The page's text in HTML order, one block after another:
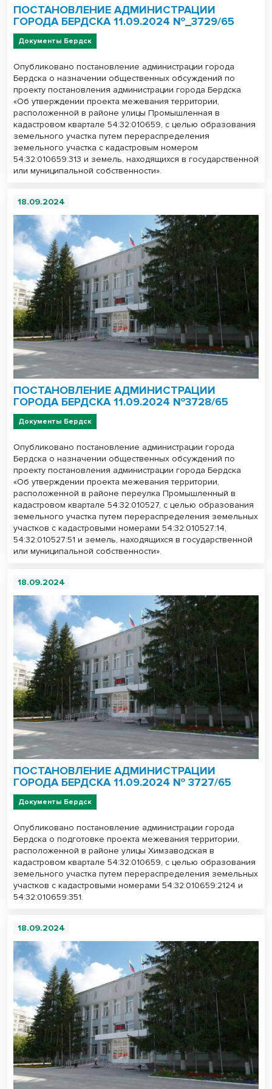
ПОСТАНОВЛЕНИЕ АДМИНИСТРАЦИИ
ГОРОДА БЕРДСКА 11.09.2024 №_3729/65
Документы Бердск
Опубликовано постановление администрации города
Бердска о назначении общественных обсуждений по
проекту постановления администрации города Бердска
«Об утверждении проекта межевания территории,
расположенной в районе улицы Промышленная в
кадастровом квартале 54:32:010659, с целью образования
земельного участка путем перераспределения
земельного участка с кадастровым номером
54:32:010659:313 и земель, находящихся в государственной
или муниципальной собственности».
18.09.2024
ПОСТАНОВЛЕНИЕ АДМИНИСТРАЦИИ
ГОРОДА БЕРДСКА 11.09.2024 №3728/65
Документы Бердск
Опубликовано постановление администрации города
Бердска о назначении общественных обсуждений по
проекту постановления администрации города Бердска
«Об утверждении проекта межевания территории,
расположенной в районе переулка Промышленный в
кадастровом квартале 54:32:010527, с целью образования
земельного участка путем перераспределения земельных
участков с кадастровыми номерами 54:32:010527:14,
54:32:010527:51 и земель, находящихся в государственной
или муниципальной собственности».
18.09.2024
ПОСТАНОВЛЕНИЕ АДМИНИСТРАЦИИ
ГОРОДА БЕРДСКА 11.09.2024 № 3727/65
Документы Бердск
Опубликовано постановление администрации города
Бердска о подготовке проекта межевания территории,
расположенной в районе улицы Химзаводская в
кадастровом квартале 54:32:010659, с целью образования
земельного участка путем перераспределения земельных
участков с кадастровыми номерами 54:32:010659:2124 и
54:32:010659:351.
18.09.2024